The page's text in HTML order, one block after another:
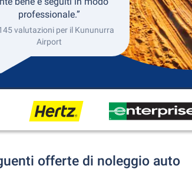
professionale.”
valutazioni per il Kununurra
Airport
offerte di noleggio auto